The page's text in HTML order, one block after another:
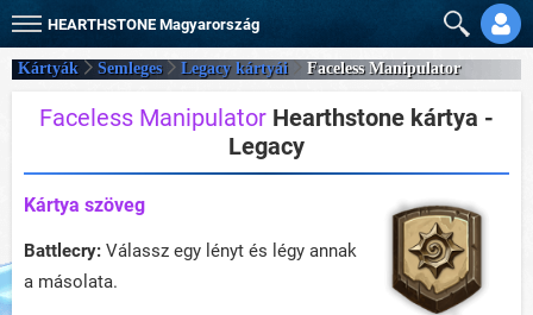
HEARTHSTONE Magyarország
Kártyák Semleges Legacy kártyái Faceless Manipulator
Faceless Manipulator Hearthstone kártya -
Legacy
Kártya szöveg
Battlecry: Válassz egy lényt és légy annak
a másolata.